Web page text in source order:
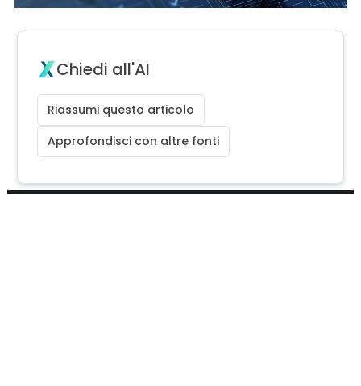
Chiedi all'AI
Riassumi questo articolo
Approfondisci con altre fonti